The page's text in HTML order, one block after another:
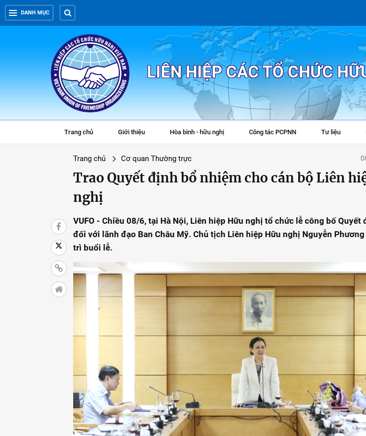
DANH MỤC
LIÊN HIỆP CÁC TỔ CHỨC
Trang chủ Giới thiệu Hòa bình - hữu nghị Công tác PCPNN Tư liệu
Trang chủ Cơ quan Thường trực
Trao Quyết định bổ nhiệm cho cán bộ Liên
nghị
VUFO - Chiều 08/6, tại Hà Nội, Liên hiệp Hữu nghị tổ chức lễ công bố Quyết
đối với lãnh đạo Ban Châu Mỹ. Chủ tịch Liên hiệp Hữu nghị Nguyễn Phương
trì buổi lễ.